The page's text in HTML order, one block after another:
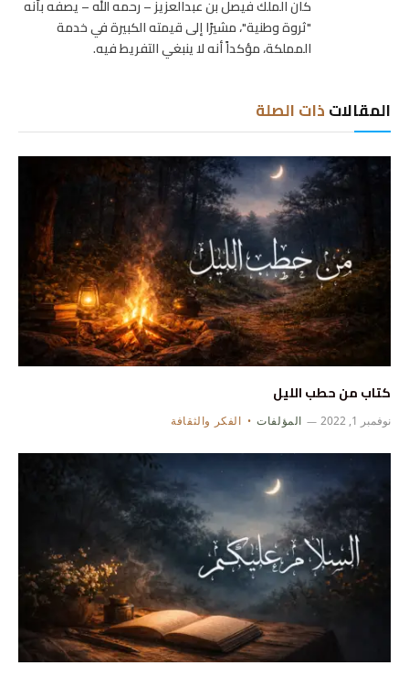
كان الملك فيصل بن عبدالعزيز – رحمه الله – يصفه بأنه
"ثروة وطنية"، مشيرًا إلى قيمته الكبيرة في خدمة
المملكة، مؤكداً أنه لا ينبغي التفريط فيه.
المقالاتذات الصلة
كتاب من حطب الليل
نوفمبر 1, 2022 المؤلفات الفكر والثقافة